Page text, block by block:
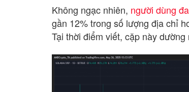
Không ngạc nhiên, người dùng
gần 12% trong số lượng địa chỉ
Tại thời điểm viết, cặp này